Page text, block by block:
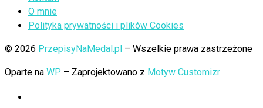
O mnie
Polityka prywatności i plików Cookies
© 2026 PrzepisyNaMedal.pl – Wszelkie prawa zastrzeżone
Oparte na WP – Zaprojektowano z Motyw Customizr